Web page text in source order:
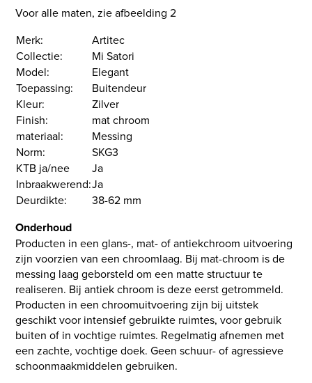
Voor alle maten, zie afbeelding 2
Merk:
Artitec
Collectie:
Mi Satori
Model:
Elegant
Toepassing:
Buitendeur
Kleur:
Zilver
Finish:
mat chroom
materiaal:
Messing
Norm:
SKG3
KTB ja/nee
Ja
Inbraakwerend:Ja
Deurdikte:
38-62 mm
Onderhoud
Producten in een glans-, mat- of antiekchroom uitvoering
zijn voorzien van een chroomlaag. Bij mat-chroom is de
messing laag geborsteld om een matte structuur te
realiseren. Bij antiek chroom is deze eerst getrommeld.
Producten in een chroomuitvoering zijn bij uitstek
geschikt voor intensief gebruikte ruimtes, voor gebruik
buiten of in vochtige ruimtes. Regelmatig afnemen met
een zachte, vochtige doek. Geen schuur- of agressieve
schoonmaakmiddelen gebruiken.